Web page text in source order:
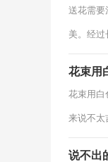
送花需要
美。经过
花束用
花束用白
来说不太
说不出